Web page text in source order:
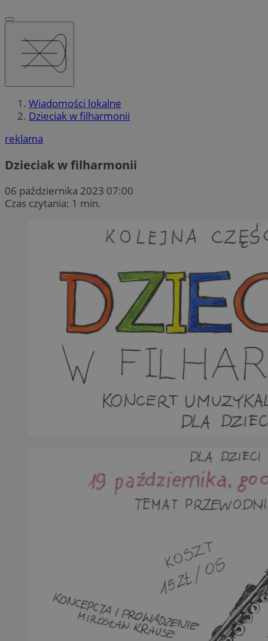
Wiadomości lokalne
Dzieciak w filharmonii
reklama
Dzieciak w filharmonii
06 października 2023 07:00
Czas czytania: 1 min.